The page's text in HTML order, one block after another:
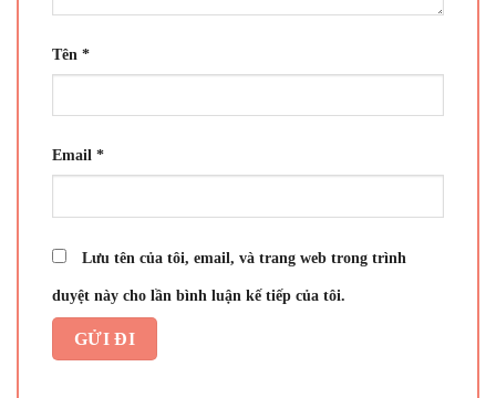
Tên *
Email *
Lưu tên của tôi, email, và trang web trong trình
duyệt này cho lần bình luận kế tiếp của tôi.